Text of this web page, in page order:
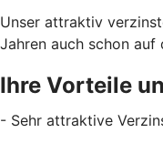
Unser attraktiv
Jahren auch schon auf
Ihre Vorteile
- Sehr attraktive